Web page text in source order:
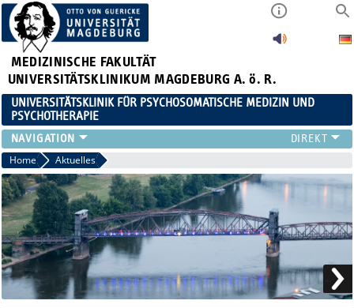
MEDIZINISCHE FAKULTÄT
UNIVERSITÄTSKLINIKUM MAGDEBURG A. ö. R.
UNIVERSITÄTSKLINIK FÜR PSYCHOSOMATISCHE MEDIZIN UND
PSYCHOTHERAPIE
FÜR PATIENTEN
TEAM
ZUWEISER
LEHRE
FORSCHUNG
KARRIERE
AKTUELLES
FÜR ANGEHÖRIGE
Home Aktuelles